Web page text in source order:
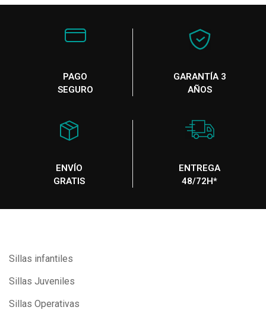
ENVÍO
GRATIS
PAGO
SEGURO
ENTREGA
48/72H*
GARANTÍA 3
AÑOS
Sillas infantiles
Sillas Juveniles
Sillas Operativas